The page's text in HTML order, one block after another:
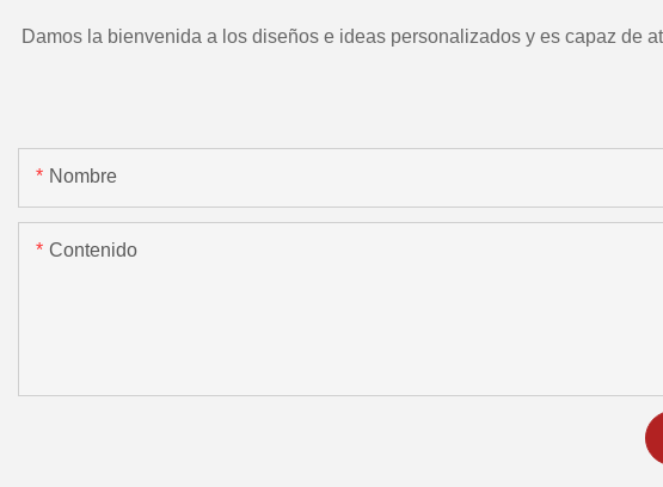
Damos la bienvenida a los diseños e ideas personalizados y es capaz de
Nombre
Contenido